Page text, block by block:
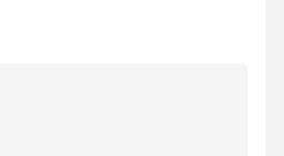
动急救系统；进行胸外
；进行人工呼吸，按压与